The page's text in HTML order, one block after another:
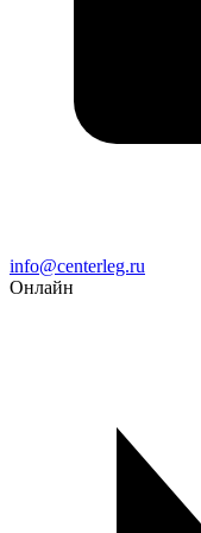
Email
info@centerleg.ru
Онлайн